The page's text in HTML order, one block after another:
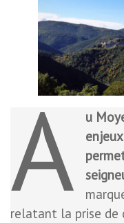
A
u
relatant la prise de